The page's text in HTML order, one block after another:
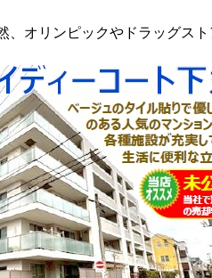
オリンピックやドラッグス